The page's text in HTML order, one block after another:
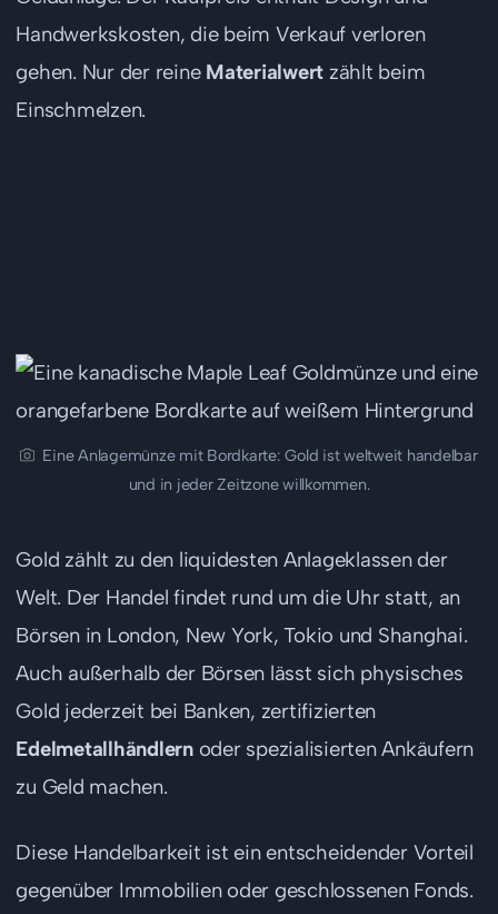
Handwerkskosten, die beim Verkauf verloren
gehen. Nur der reine Materialwert zählt beim
Einschmelzen.
Eine Anlagemünze mit Bordkarte: Gold ist weltweit handelbar
und in jeder Zeitzone willkommen.
Gold zählt zu den liquidesten Anlageklassen der
Welt. Der Handel findet rund um die Uhr statt, an
Börsen in London, New York, Tokio und Shanghai.
Auch außerhalb der Börsen lässt sich physisches
Gold jederzeit bei Banken, zertifizierten
Edelmetallhändlernoder spezialisierten Ankäufern
zu Geld machen.
Diese Handelbarkeit ist ein entscheidender Vorteil
gegenüber Immobilien oder geschlossenen Fonds.